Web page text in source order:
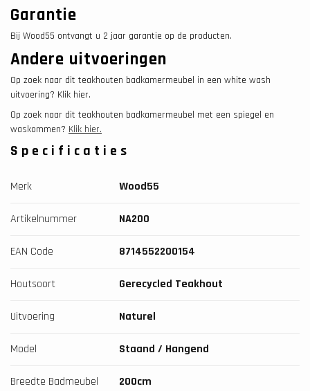
Garantie
Bij Wood55 ontvangt u 2 jaar garantie op de producten.
Andere uitvoeringen
Op zoek naar dit teakhouten badkamermeubel in een white wash
uitvoering? Klik hier.
Op zoek naar dit teakhouten badkamermeubel met een spiegel en
waskommen? Klik hier.
Specificaties
Merk Wood55
Artikelnummer NA200
EAN Code 8714552200154
Houtsoort Gerecycled Teakhout
Uitvoering Naturel
Model Staand / Hangend
Breedte Badmeubel 200cm